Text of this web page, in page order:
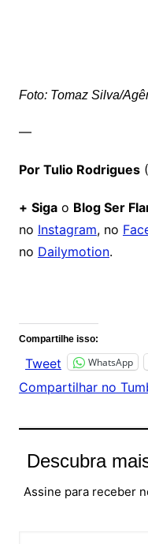
Foto: Tomaz Silva/
—
Por Tulio Rodrigues(
+ Sigao Blog Ser
no Instagram, no
no Dailymotion.
Compartilhe isso:
Tweet WhatsApp
Compartilhar no
Descubra
Assine para receber